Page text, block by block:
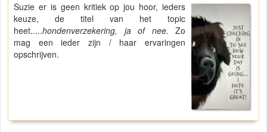
Suzie er is geen kritiek op jou hoor, ieders
keuze, de titel van het topic
heet.....hondenverzekering, ja of nee. Zo
mag een ieder zijn / haar ervaringen
opschrijven.